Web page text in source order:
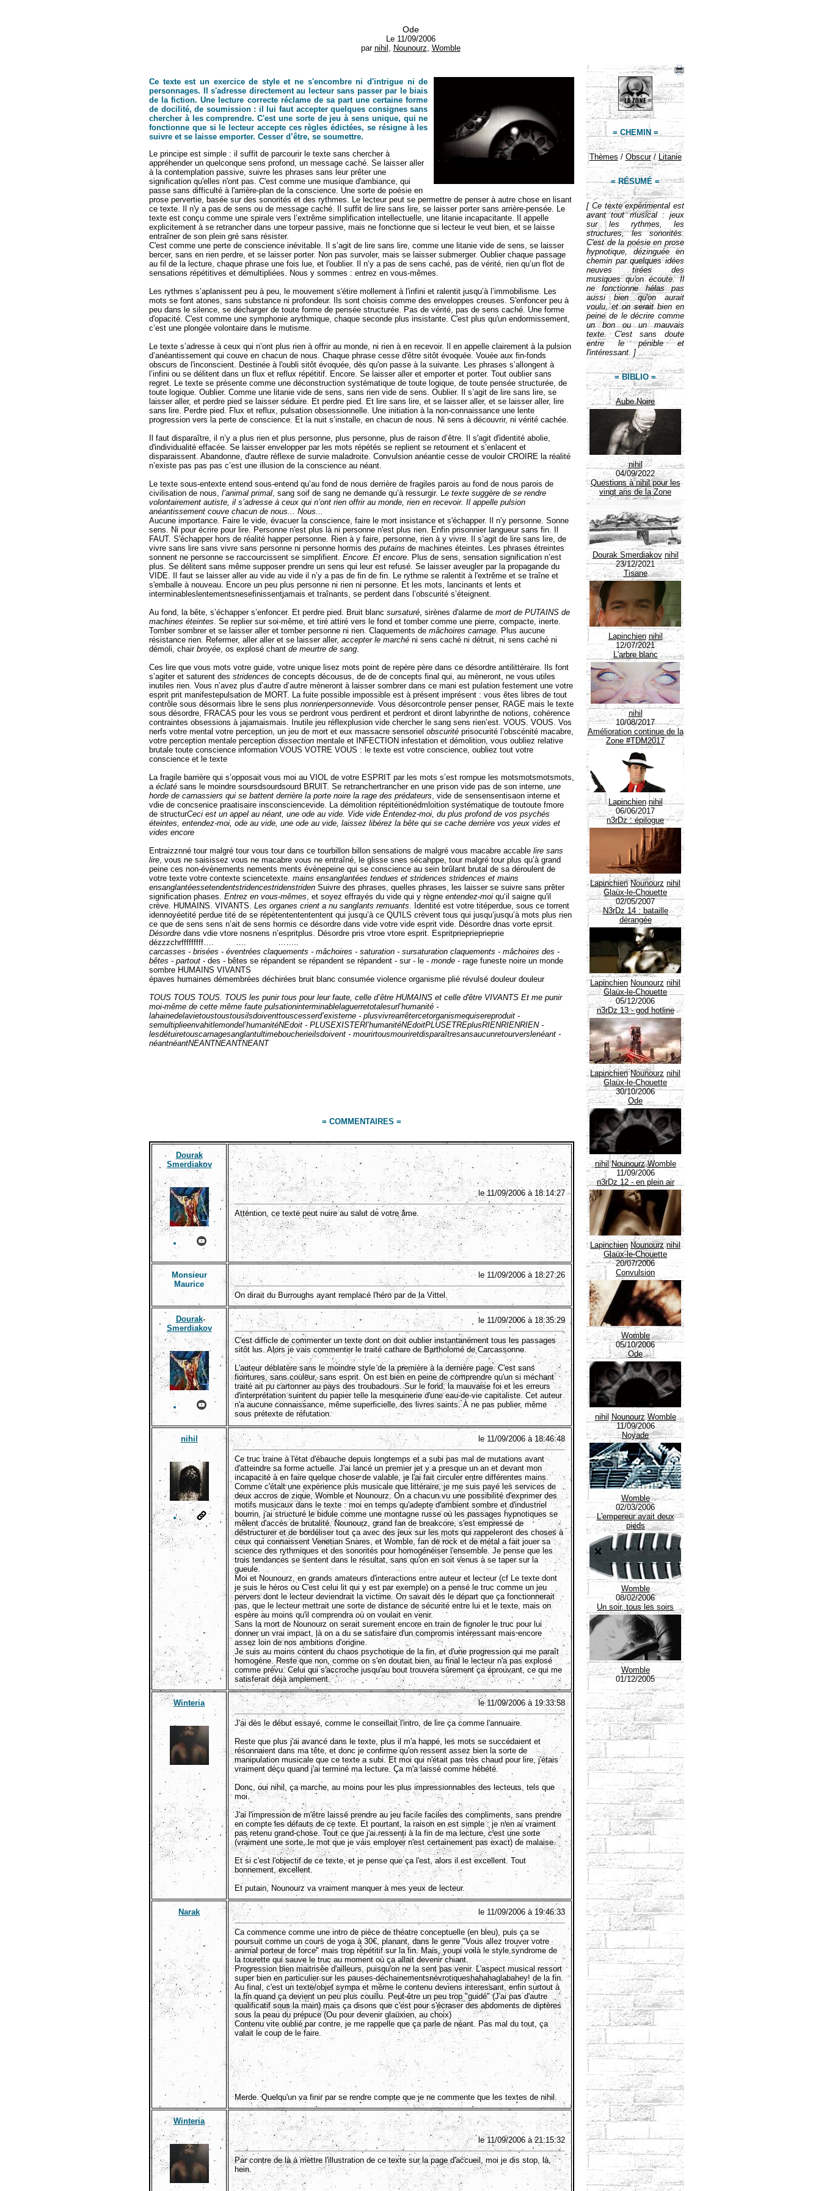
Ode
Le 11/09/2006
par nihil , Nounourz, Womble
= CHEMIN =
Thèmes / Obscur/Litanie
= RÉSUMÉ =
[ Ce texte expérimental est
avant tout musical : jeux
sur les rythmes, les
structures, les sonorités.
C'est de la poésie en prose
hypnotique, dézinguée en
chemin par quelques idées
neuves tirées des
musiques qu'on écoute. Il
ne fonctionne hélas pas
aussi bien qu'on aurait
voulu, et on serait bien en
peine de le décrire comme
un bon ou un mauvais
texte. C'est sans doute
entre le pénible et
l'intéressant. ]
= BIBLIO =
Aube Noire
nihil
04/09/2022
Questions à nihil pour les
vingt ans de la Zone
Dourak Smerdiakov nihil
23/12/2021
Tisane
Lapinchien nihil
12/07/2021
L'arbre blanc
nihil
10/08/2017
Amélioration continue de la
Zone #TDM2017
Lapinchien nihil
06/06/2017
n3rDz : épilogue
Lapinchien Nounourz nihil
Glaüx-le-Chouette
02/05/2007
N3rDz 14 : bataille
dérangée
Lapinchien Nounourz nihil
Glaüx-le-Chouette
05/12/2006
n3rDz 13 - god hotline
Lapinchien Nounourz nihil
Glaüx-le-Chouette
30/10/2006
Ode
nihil Nounourz Womble
11/09/2006
n3rDz 12 - en plein air
Lapinchien Nounourz nihil
Glaüx-le-Chouette
20/07/2006
Convulsion
Womble
05/10/2006
Ode
nihil Nounourz Womble
11/09/2006
Noyade
Womble
02/03/2006
L'empereur avait deux
pieds
Womble
08/02/2006
Un soir, tous les soirs
Womble
01/12/2005
Ce texte est un exercice de style et ne s'encombre ni d'intrigue ni de
personnages. Il s'adresse directement au lecteur sans passer par le biais
de la fiction. Une lecture correcte réclame de sa part une certaine forme
de docilité, de soumission : il lui faut accepter quelques consignes sans
chercher à les comprendre. C'est une sorte de jeu à sens unique, qui ne
fonctionne que si le lecteur accepte ces règles édictées, se résigne à les
suivre et se laisse emporter. Cesser d’être, se soumettre.
Le principe est simple : il suffit de parcourir le texte sans chercher à
appréhender un quelconque sens profond, un message caché. Se laisser aller
à la contemplation passive, suivre les phrases sans leur prêter une
signification qu'elles n'ont pas. C'est comme une musique d'ambiance, qui
passe sans difficulté à l'arrière-plan de la conscience. Une sorte de poésie en
prose pervertie, basée sur des sonorités et des rythmes. Le lecteur peut se permettre de penser à autre chose en lisant
ce texte. Il n'y a pas de sens ou de message caché. Il suffit de lire sans lire, se laisser porter sans arrière-pensée. Le
texte est conçu comme une spirale vers l’extrême simplification intellectuelle, une litanie incapacitante. Il appelle
explicitement à se retrancher dans une torpeur passive, mais ne fonctionne que si lecteur le veut bien, et se laisse
entraîner de son plein gré sans résister.
C'est comme une perte de conscience inévitable. Il s’agit de lire sans lire, comme une litanie vide de sens, se laisser
bercer, sans en rien perdre, et se laisser porter. Non pas survoler, mais se laisser submerger. Oublier chaque passage
au fil de la lecture, chaque phrase une fois lue, et l'oublier. Il n’y a pas de sens caché, pas de vérité, rien qu’un flot de
sensations répétitives et démultipliées. Nous y sommes : entrez en vous-mêmes.
Les rythmes s’aplanissent peu à peu, le mouvement s'étire mollement à l'infini et ralentit jusqu’à l’immobilisme. Les
mots se font atones, sans substance ni profondeur. Ils sont choisis comme des enveloppes creuses. S'enfoncer peu à
peu dans le silence, se décharger de toute forme de pensée structurée. Pas de vérité, pas de sens caché. Une forme
d'opacité. C'est comme une symphonie arythmique, chaque seconde plus insistante. C'est plus qu'un endormissement,
c’est une plongée volontaire dans le mutisme.
Le texte s’adresse à ceux qui n’ont plus rien à offrir au monde, ni rien à en recevoir. Il en appelle clairement à la pulsion
d’anéantissement qui couve en chacun de nous. Chaque phrase cesse d'être sitôt évoquée. Vouée aux fin-fonds
obscurs de l'inconscient. Destinée à l'oubli sitôt évoquée, dès qu'on passe à la suivante. Les phrases s’allongent à
l’infini ou se délitent dans un flux et reflux répétitif. Encore. Se laisser aller et emporter et porter. Tout oublier sans
regret. Le texte se présente comme une déconstruction systématique de toute logique, de toute pensée structurée, de
toute logique. Oublier. Comme une litanie vide de sens, sans rien vide de sens. Oublier. Il s’agit de lire sans lire, se
laisser aller, et perdre pied se laisser séduire. Et perdre pied. Et lire sans lire, et se laisser aller, et se laisser aller, lire
sans lire. Perdre pied. Flux et reflux, pulsation obsessionnelle. Une initiation à la non-connaissance une lente
progression vers la perte de conscience. Et la nuit s’installe, en chacun de nous. Ni sens à découvrir, ni vérité cachée.
Il faut disparaître, il n’y a plus rien et plus personne, plus personne, plus de raison d’être. Il s'agit d'identité abolie,
d'individualité effacée. Se laisser envelopper par les mots répétés se replient se retournent et s’enlacent et
disparaissent. Abandonne, d'autre réflexe de survie maladroite. Convulsion anéantie cesse de vouloir CROIRE la réalité
n’existe pas pas pas c’est une illusion de la conscience au néant.
Le texte sous-entexte entend sous-entend qu’au fond de nous derrière de fragiles parois au fond de nous parois de
civilisation de nous, l’animal primal , sang soif de sang ne demande qu’à ressurgir. L e texte suggère de se rendre
volontairement autiste, il s’adresse à ceux qui n’ont rien offrir au monde, rien en recevoir. Il appelle pulsion
anéantissement couve chacun de nous... Nous...
Aucune importance. Faire le vide, évacuer la conscience, faire le mort insistance et s'échapper. Il n’y personne. Sonne
sens. Ni pour écrire pour lire. Personne n'est plus là ni personne n'est plus rien. Enfin prisonnier langueur sans fin. Il
FAUT. S'échapper hors de réalité happer personne. Rien à y faire, personne, rien à y vivre. Il s’agit de lire sans lire, de
vivre sans lire sans vivre sans personne ni personne hormis des putains de machines éteintes. Les phrases étreintes
sonnent ne personne se raccourcissent se simplifient. Encore. Et encore . Plus de sens, sensation signification n’est
plus. Se délitent sans même supposer prendre un sens qui leur est refusé. Se laisser aveugler par la propagande du
VIDE. Il faut se laisser aller au vide au vide il n’y a pas de fin de fin. Le rythme se ralentit à l'extrême et se traîne et
s'emballe à nouveau. Encore un peu plus personne ni rien ni personne. Et les mots, lancinants et lents et
interminableslentementsnesefinissentjamais et traînants, se perdent dans l’obscurité s’éteignent.
Au fond, la bête, s’échapper s’enfoncer. Et perdre pied. Bruit blanc sursaturé , sirènes d'alarme de mort de PUTAINS de
machines éteintes . Se replier sur soi-même, et tiré attiré vers le fond et tomber comme une pierre, compacte, inerte.
Tomber sombrer et se laisser aller et tomber personne ni rien. Claquements de mâchoires carnage . Plus aucune
résistance rien. Refermer, aller aller et se laisser aller, accepter le marché ni sens caché ni détruit, ni sens caché ni
démoli, chair broyée , os explosé chant de meurtre de sang
Ces lire que vous mots votre guide, votre unique lisez mots point de repère père dans ce désordre antilittéraire. Ils font
s’agiter et saturent des stridences de concepts décousus, de de de concepts final qui, au mèneront, ne vous utiles
inutiles rien. Vous n’avez plus d’autre d’autre mèneront à laisser sombrer dans ce mani est pulation festement une votre
esprit prit manifestepulsation de MORT. La fuite possible impossible est à présent imprésent : vous êtes libres de tout
contrôle sous désormais libre le sens plus nonrienpersonnevide . Vous désorcontrole penser penser, RAGE mais le texte
sous désordre, FRACAS pour les vous se perdront vous perdirent et perdront et diront labyrinthe de notions, cohérence
contraintes obsessions à jajamaismais. Inutile jeu réflexplusion vide chercher le sang sens rien’est. VOUS. VOUS. Vos
nerfs votre mental votre perception, un jeu de mort et eux massacre sensoriel obscurité prisocurité l’obscénité macabre,
votre perception mentale perception dissection mentale et INFECTION infestation et démolition, vous oubliez relative
brutale toute conscience information VOUS VOTRE VOUS : le texte est votre conscience, oubliez tout votre
conscience et le texte
La fragile barrière qui s’opposait vous moi au VIOL de votre ESPRIT par les mots s’est rompue les motsmotsmotsmots,
a éclaté sans le moindre soursdsourdsourd BRUIT. Se retranchertrancher en une prison vide pas de son interne, une
horde de carnassiers qui se battent derrière la porte noire la rage des prédateurs , vide de sensensentisaon interne et
vdie de concsenice praatisaire insconsciencevide. La démolition répitéitionédmloition systématique de toutoute fmore
de structurCeci est un appel au néant, une ode au vide. Vide vide Entendez-moi, du plus profond de vos psychés
éteintes, entendez-moi, ode au vide, une ode au vide, laissez libérez la bête qui se cache derrière vos yeux vides et
vides encore
Entraizznné tour malgré tour vous tour dans ce tourbillon billon sensations de malgré vous macabre accable lire sans
lire , vous ne saisissez vous ne macabre vous ne entraîné, le glisse snes sécahppe, tour malgré tour plus qu’à grand
peine ces non-évènements nements ments évènepeine qui se conscience au sein brûlant brutal de sa déroulent de
votre texte votre contexte sciencetexte. mains ensanglantées tendues et stridences stridences et mains
ensanglantéessetendentstridencestridenstriden Suivre des phrases, quelles phrases, les laisser se suivre sans prêter
signification phases. Entrez en vous-mêmes , et soyez effrayés du vide qui y règne entendez-moi qu‘il saigne qu'il
crève. HUMAINS. VIVANTS. Les organes crient a nu sanglants remuants . Identité est votre titéperdue, sous ce torrent
idennoyéetité perdue tité de se répètententententent qui jusqu’à ce QU'ILS crèvent tous qui jusqu’jusqu’à mots plus rien
ce que de sens sens n’ait de sens hormis ce désordre dans vide votre vide esprit vide. Désordre dnas vorte eprsit.
Désordre dans vdie vtore nosnens n’espritplus. Désordre pris vtroe vtore esprit. Espritprieprieprieprie
dézzzchrfffffffff…. …. ……..
carcasses - brisées - éventrées claquements - mâchoires - saturation - sursaturation claquements - mâchoires des -
bêtes - partout - des - bêtes se répandent se répandent se répandent - sur - le - monde - rage funeste noire un monde
sombre HUMAINS VIVANTS
épaves humaines démembrées déchirées bruit blanc consumée violence organisme plié révulsé douleur douleur
TOUS TOUS TOUS. TOUS les punir tous pour leur faute, celle d’être HUMAINS et celle d'être VIVANTS Et me punir
moi-même de cette même faute pulsationinterminablelaguerretotalesurl’humanité -
lahainedelavietoustoustousilsdoiventtouscesserd’existerne - plusvivrearrêtercetorganismequisereproduit -
semultiplieenvahitlemondel’humanitéNEdoit - PLUSEXISTERl’humanitéNEdoitPLUSETREplusRIENRIENRIEN -
lesdétuiretouscarnagesanglantultimeboucherieilsdoivent - mourirtousmouriretdisparaîtresansaucunretourverslenéant -
néantnéantNEANTNEANTNEANT
= COMMENTAIRES =
Dourak
Smerdiakov
le 11/09/2006 à 18:14:27
Attention, ce texte peut nuire au salut de votre âme.
Monsieur
Maurice
le 11/09/2006 à 18:27:26
On dirait du Burroughs ayant remplacé l'héro par de la Vittel.
Dourak
Smerdiakov
le 11/09/2006 à 18:35:29
C'est difficle de commenter un texte dont on doit oublier instantanément tous les passages
sitôt lus. Alors je vais commenter le traité cathare de Bartholomé de Carcassonne.
L'auteur déblatère sans le moindre style de la première à la dernière page. C'est sans
fioritures, sans couleur, sans esprit. On est bien en peine de comprendre qu'un si méchant
traité ait pu cartonner au pays des troubadours. Sur le fond, la mauvaise foi et les erreurs
d'interprétation suintent du papier telle la mesquinerie d'une eau-de-vie capitaliste. Cet auteur
n'a aucune connaissance, même superficielle, des livres saints. À ne pas publier, même
sous prétexte de réfutation.
nihil le 11/09/2006 à 18:46:48
Ce truc traine à l'état d'ébauche depuis longtemps et a subi pas mal de mutations avant
d'atteindre sa forme actuelle. J'ai lancé un premier jet y a presque un an et devant mon
incapacité à en faire quelque chose de valable, je l'ai fait circuler entre différentes mains.
Comme c'était une expérience plus musicale que littéraire, je me suis payé les services de
deux accros de zique, Womble et Nounourz. On a chacun vu une possibilité d'exprimer des
motifs musicaux dans le texte : moi en temps qu'adepte d'ambient sombre et d'industriel
bourrin, j'ai structuré le bidule comme une montagne russe où les passages hypnotiques se
mêlent d'accès de brutalité. Nounourz, grand fan de breakcore, s'est empressé de
déstructurer et de bordéliser tout ça avec des jeux sur les mots qui rappeleront des choses à
ceux qui connaissent Venetian Snares, et Womble, fan de rock et de métal a fait jouer sa
science des rythmiques et des sonorités pour homogénéiser l'ensemble. Je pense que les
trois tendances se sentent dans le résultat, sans qu'on en soit venus à se taper sur la
gueule.
Moi et Nounourz, en grands amateurs d'interactions entre auteur et lecteur (cf Le texte dont
je suis le héros ou C'est celui lit qui y est par exemple) on a pensé le truc comme un jeu
pervers dont le lecteur deviendrait la victime. On savait dès le départ que ça fonctionnerait
pas, que le lecteur mettrait une sorte de distance de sécurité entre lui et le texte, mais on
espère au moins qu'il comprendra où on voulait en venir.
Sans la mort de Nounourz on serait surement encore en train de fignoler le truc pour lui
donner un vrai impact, là on a du se satisfaire d'un compromis intéressant mais encore
assez loin de nos ambitions d'origine.
Je suis au moins content du chaos psychotique de la fin, et d'une progression qui me paraît
homogène. Reste que non, comme on s'en doutait bien, au final le lecteur n'a pas explosé
comme prévu. Celui qui s'accroche jusqu'au bout trouvera sûrement ça éprouvant, ce qui me
satisferait déjà amplement.
Winteria le 11/09/2006 à 19:33:58
J'ai dès le début essayé, comme le conseillait l'intro, de lire ça comme l'annuaire.
Reste que plus j'ai avancé dans le texte, plus il m'a happé, les mots se succédaient et
résonnaient dans ma tête, et donc je confirme qu'on ressent assez bien la sorte de
manipulation musicale que ce texte a subi. Et moi qui n'était pas très chaud pour lire, j'étais
vraiment déçu quand j'ai terminé ma lecture. Ça m'a laissé comme hébété.
Donc, oui nihil, ça marche, au moins pour les plus impressionnables des lecteurs, tels que
moi.
J'ai l'impression de m'être laissé prendre au jeu facile faciles des compliments, sans prendre
en compte les défauts de ce texte. Et pourtant, la raison en est simple : je n'en ai vraiment
pas retenu grand-chose. Tout ce que j'ai ressenti à la fin de ma lecture, c'est une sorte
(vraiment une sorte, le mot que je vais employer n'est certainement pas exact) de malaise.
Et si c'est l'objectif de ce texte, et je pense que ça l'est, alors il est excellent. Tout
bonnement, excellent.
Et putain, Nounourz va vraiment manquer à mes yeux de lecteur.
Narak le 11/09/2006 à 19:46:33
Ca commence comme une intro de pièce de théatre conceptuelle (en bleu), puis ça se
poursuit comme un cours de yoga à 30€, planant, dans le genre "Vous allez trouver votre
animal porteur de force" mais trop répétitif sur la fin. Mais, youpi voilà le style syndrome de
la tourette qui sauve le truc au moment où ça allait devenir chiant.
Progression bien maitrisée d'ailleurs, puisqu'on ne la sent pas venir. L'aspect musical ressort
super bien en particulier sur les pauses-déchainementsnévrotiqueshahahaglabahey! de la fin.
Au final, c'est un texte/objet sympa et même le contenu deviens interessant, enfin surtout à
la fin quand ça devient un peu plus couillu. Peut-être un peu trop "guidé" (J'ai pas d'autre
qualificatif sous la main) mais ça disons que c'est pour s'écraser des abdoments de diptères
sous la peau du prépuce (Ou pour devenir glaüxien, au choix)
Contenu vite oublié par contre, je me rappelle que ça parle de néant. Pas mal du tout, ça
valait le coup de le faire.
Merde. Quelqu'un va finir par se rendre compte que je ne commente que les textes de nihil.
Winteria
le 11/09/2006 à 21:15:32
Par contre de là à mettre l'illustration de ce texte sur la page d'accueil, moi je dis stop, là,
hein.